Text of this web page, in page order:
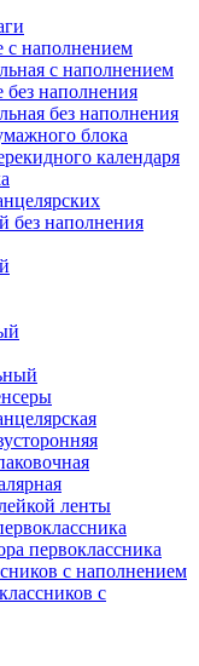
с наполнением
с наполнением
без наполнения
без наполнения
блока
календаря
без наполнения
ленты
первоклассника
с наполнением
с